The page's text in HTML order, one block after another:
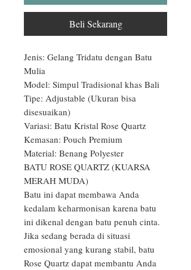
Beli Sekarang
Jenis: Gelang Tridatu dengan Batu
Mulia
Model: Simpul Tradisional khas Bali
Tipe: Adjustable (Ukuran bisa
disesuaikan)
Variasi: Batu Kristal Rose Quartz
Kemasan: Pouch Premium
Material: Benang Polyester
BATU ROSE QUARTZ (KUARSA
MERAH MUDA)
Batu ini dapat membawa Anda
kedalam keharmonisan karena batu
ini dikenal dengan batu penuh cinta.
Jika sedang berada di situasi
emosional yang kurang stabil, batu
Rose Quartz dapat membantu Anda